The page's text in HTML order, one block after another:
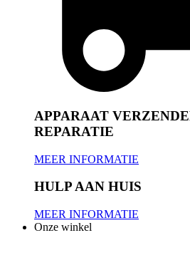
APPARAAT
REPARATIE
MEER INFORMATIE
HULP AAN HUIS
MEER INFORMATIE
Onze winkel